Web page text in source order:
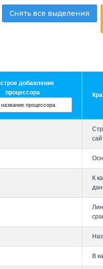
Снять все выделения
добавление
процессора
К
В